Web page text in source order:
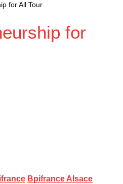
for All Tour
for
Bpifrance Alsace